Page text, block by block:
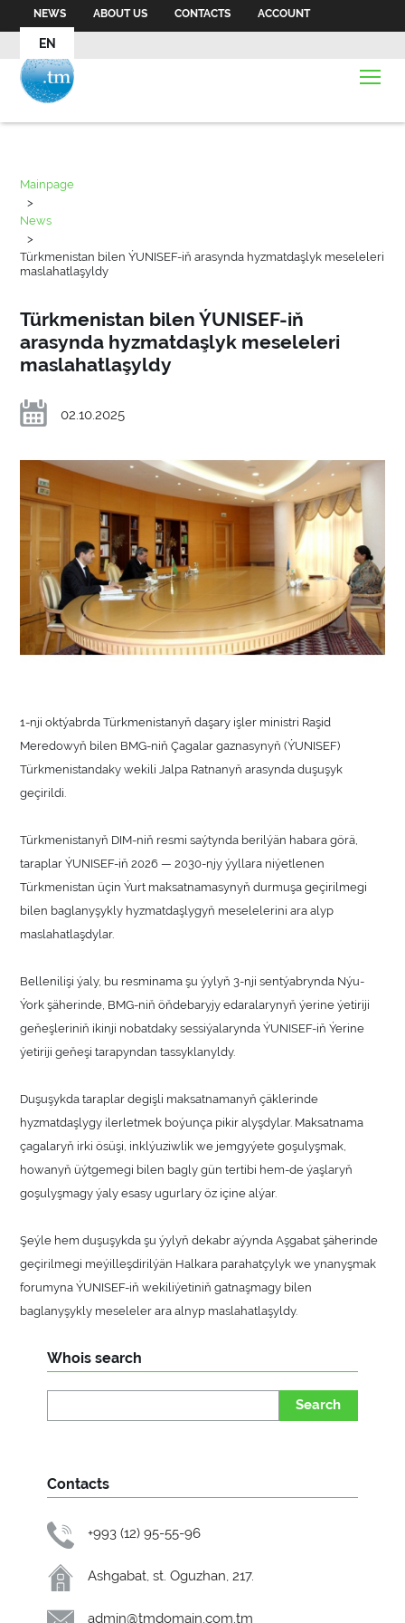
NEWS ABOUT US CONTACTS ACCOUNT
EN
Mainpage
>
News
>
Türkmenistan bilen ÝUNISEF-iň arasynda hyzmatdaşlyk meseleleri
maslahatlaşyldy
Türkmenistan bilen ÝUNISEF-iň
arasynda hyzmatdaşlyk meseleleri
maslahatlaşyldy
02.10.2025
1-nji oktýabrda Türkmenistanyň daşary işler ministri Raşid
Meredowyň bilen BMG-niň Çagalar gaznasynyň (ÝUNISEF)
Türkmenistandaky wekili Jalpa Ratnanyň arasynda duşuşyk
geçirildi.
Türkmenistanyň DIM-niň resmi saýtynda berilýän habara görä,
taraplar ÝUNISEF-iň 2026 — 2030-njy ýyllara niýetlenen
Türkmenistan üçin Ýurt maksatnamasynyň durmuşa geçirilmegi
bilen baglanyşykly hyzmatdaşlygyň meselelerini ara alyp
maslahatlaşdylar.
Bellenilişi ýaly, bu resminama şu ýylyň 3-nji sentýabrynda Nýu-
Ýork şäherinde, BMG-niň öňdebaryjy edaralarynyň ýerine ýetiriji
geňeşleriniň ikinji nobatdaky sessiýalarynda ÝUNISEF-iň Ýerine
ýetiriji geňeşi tarapyndan tassyklanyldy.
Duşuşykda taraplar degişli maksatnamanyň çäklerinde
hyzmatdaşlygy ilerletmek boýunça pikir alyşdylar. Maksatnama
çagalaryň irki ösüşi, inklýuziwlik we jemgyýete goşulyşmak,
howanyň üýtgemegi bilen bagly gün tertibi hem-de ýaşlaryň
goşulyşmagy ýaly esasy ugurlary öz içine alýar.
Şeýle hem duşuşykda şu ýylyň dekabr aýynda Aşgabat şäherinde
geçirilmegi meýilleşdirilýän Halkara parahatçylyk we ynanyşmak
forumyna ÝUNISEF-iň wekiliýetiniň gatnaşmagy bilen
baglanyşykly meseleler ara alnyp maslahatlaşyldy.
Whois search
Search
Contacts
+993 (12) 95-55-96
Ashgabat, st. Oguzhan, 217.
admin@tmdomain.com.tm